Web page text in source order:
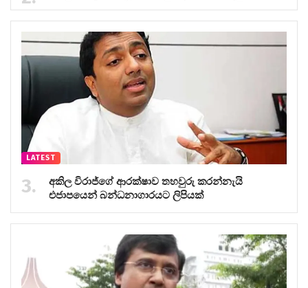
LATEST
අකිල විරාජ්ගේ ආරක්ෂාව තහවුරු කරන්නැයි
එජාපයෙන් බන්ධනාගාරයට ලිපියක්